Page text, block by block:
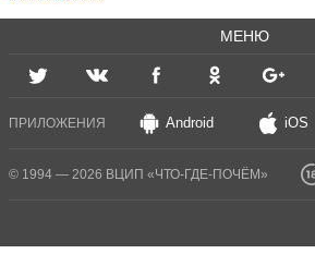
МЕНЮ
ПРИЛОЖЕНИЯ Android iOS
© 1994 — 2026 ВЦИП «ЧТО-ГДЕ-ПОЧЁМ»